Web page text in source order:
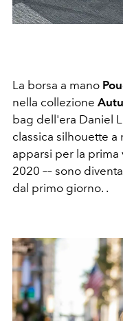
La borsa a mano
nella collezione
bag dell'era Daniel
classica silhouette a
apparsi per la prima
2020 –– sono
dal primo giorno. .